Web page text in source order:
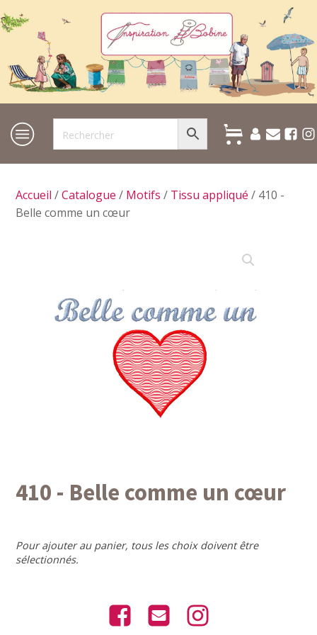
Accueil /Catalogue / Motifs / Tissu appliqué / 410 -
Belle comme un cœur
410 - Belle comme un cœur
Pour ajouter au panier, tous les choix doivent être
sélectionnés.